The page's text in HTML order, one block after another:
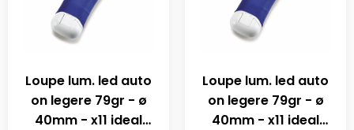
Loupe lum. led auto
on legere 79gr - ø
40mm - x11 ideal
Loupe lum. led auto
on legere 79gr - ø
40mm - x11 ideal